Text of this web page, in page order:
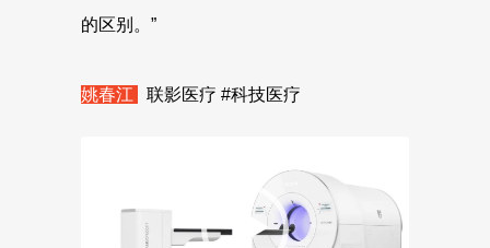
的区别。”
姚春江 联影医疗 #科技医疗
播
放